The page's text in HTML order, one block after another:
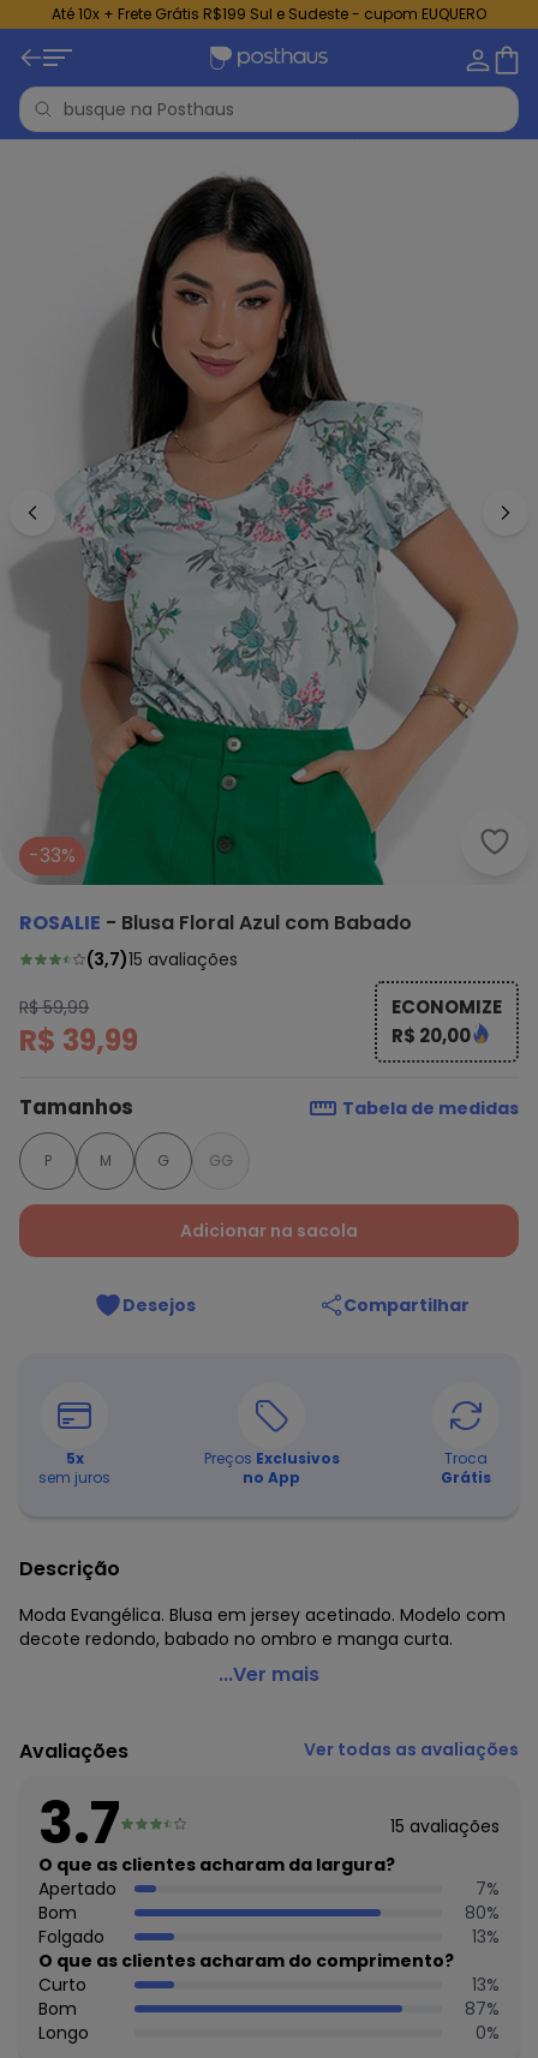
Até 10x + Frete Grátis R$199 Sul e Sudeste - cupom EUQUERO
-33%
ROSALIE - Blusa Floral Azul com Babado
(3,7)15 avaliações
R$ 59,99
R$ 39,99
ECONOMIZE
R$ 20,00
Tamanhos Tabela de medidas
P M G GG
Adicionar na sacola
Desejos Compartilhar
5x
sem juros
Preços Exclusivos
no App
Troca
Grátis
Descrição
Moda Evangélica. Blusa em jersey acetinado. Modelo com
decote redondo, babado no ombro e manga curta.
Rosalie - Blusa Floral Azul com Babado
Modelagem: Solto
Comprimento da manga: Curta
Decote frente: Redondo
Decote costas: Redondo
Observação: Babado no ombro
Tecido: Helanca
Composição: Conforme imagem etiqueta
Histórico de preços
O preço apresentado abaixo é o menor oferecido em
algum dia do mês, para o menor tamanho disponível.
agosto/2026
N/D*
...Ver mais
Avaliações Ver todas as avaliações
3.7 15 avaliações
O que as clientes acharam da largura?
Apertado
7%
Bom
80%
Folgado
13%
O que as clientes acharam do comprimento?
Curto
13%
Bom
87%
Longo
0%